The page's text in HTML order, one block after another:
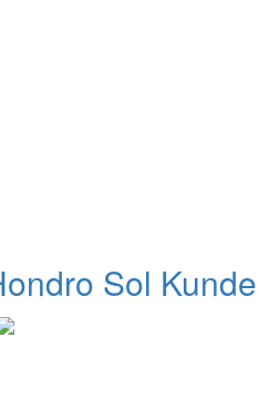
Sol